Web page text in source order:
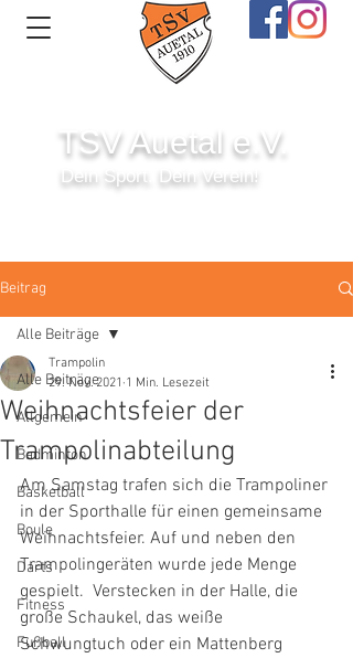
TSV Auetal e.V.
Dein Sport. Dein Verein!
Beitrag
Alle Beiträge
Allgemein
Badminton
Basketball
Boule
Darts
Fitness
Fußball
Alle Beiträge
Weihnachtsfeier der
Trampolinabteilung
Trampolin
29. Nov. 2021 1 Min. Lesezeit
Am Samstag trafen sich die Trampoliner
in der Sporthalle für einen gemeinsame
Weihnachtsfeier. Auf und neben den
Trampolingeräten wurde jede Menge
gespielt.  Verstecken in der Halle, die
große Schaukel, das weiße
Schwungtuch oder ein Mattenberg